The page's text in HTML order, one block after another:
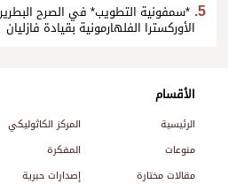
*سمفونية التطويب* في الصرح
الأوركسترا الفلهارمونية بقيادة فازليان
الأقسام
الرئيسية المركز الكاثوليكي
منوعات
المفكرة
مقالات مختارة
إصدارات حبرية